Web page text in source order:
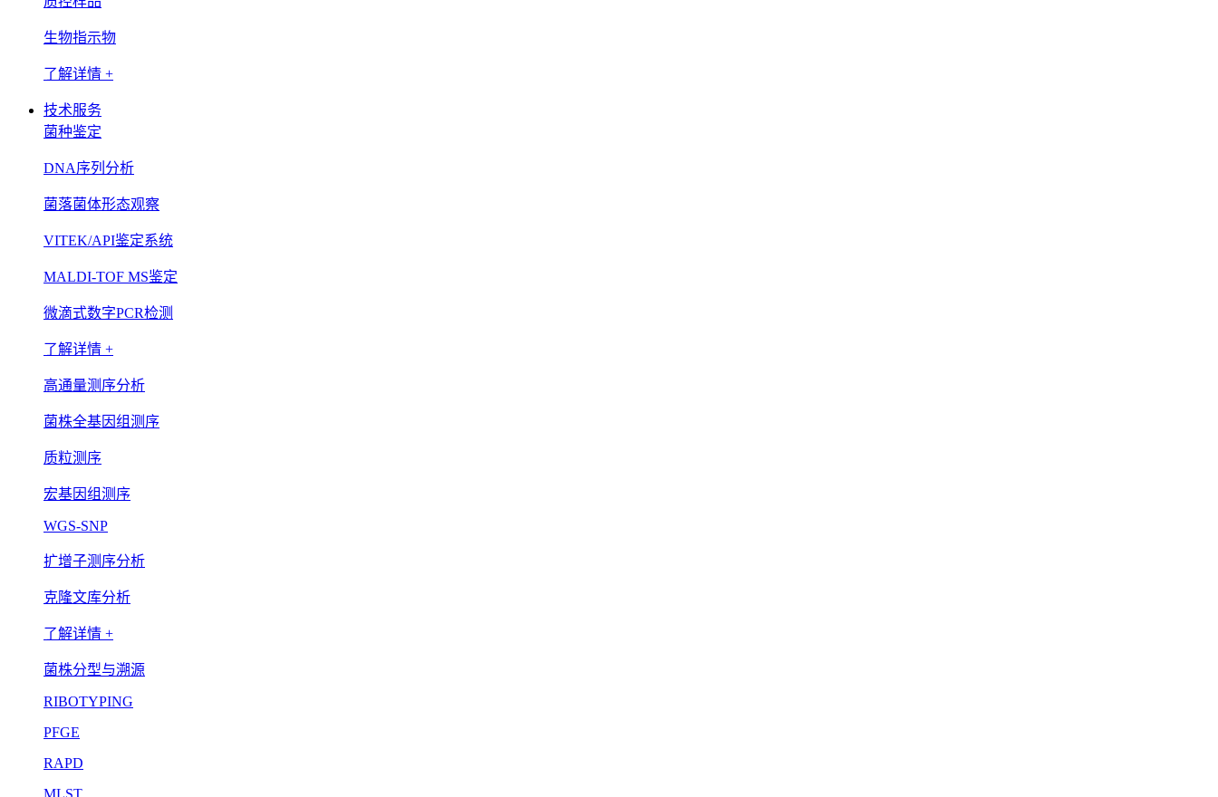
生物指示物
了解详情 +
技术服务
菌种鉴定
DNA序列分析
菌落菌体形态观察
VITEK/API鉴定系统
MALDI-TOF MS鉴定
微滴式数字PCR检测
了解详情 +
高通量测序分析
菌株全基因组测序
质粒测序
宏基因组测序
WGS-SNP
扩增子测序分析
克隆文库分析
了解详情 +
菌株分型与溯源
RIBOTYPING
PFGE
RAPD
MLST